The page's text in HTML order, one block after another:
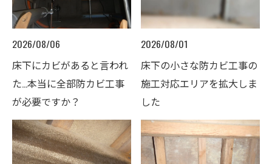
2026/08/06
床下にカビがあると言われ
た…本当に全部防カビ工事
が必要ですか？
2026/08/01
床下の小さな防カビ工事の
施工対応エリアを拡大しま
した